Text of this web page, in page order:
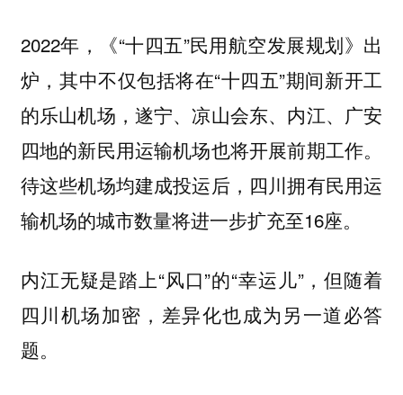
2022年，《“十四五”民用航空发展规划》出
炉，其中不仅包括将在“十四五”期间新开工
的乐山机场，遂宁、凉山会东、内江、广安
四地的新民用运输机场也将开展前期工作。
待这些机场均建成投运后，四川拥有民用运
输机场的城市数量将进一步扩充至16座。
内江无疑是踏上“风口”的“幸运儿”，但随着
四川机场加密，差异化也成为另一道必答
题。